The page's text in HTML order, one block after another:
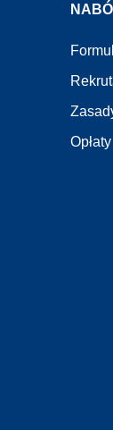
Opłaty